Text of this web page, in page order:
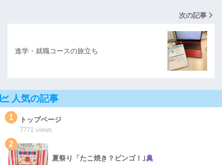
次の記事
進学・就職コースの旅立ち
人気の記事
1 トップページ
7771 views
2
夏祭り「たこ焼き？ビンゴ！｣